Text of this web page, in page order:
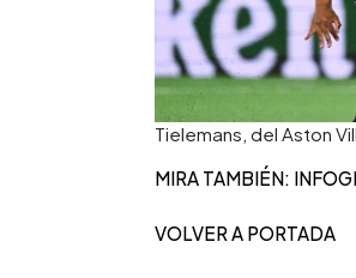
Tielemans, del Aston
MIRA TAMBIÉN:
VOLVER A PORTADA